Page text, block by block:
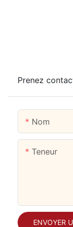
Prenez
Nom
Teneur
ENVOYER